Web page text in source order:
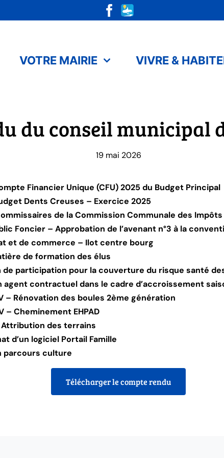
VOTRE MAIRIE VIVRE &
du conseil municipal
19 mai 2026
Financier Unique (CFU) 2025 du Budget Principal
Dents Creuses – Exercice 2025
de la Commission Communale des Impôts
Foncier – Approbation de l’avenant n°3 à la
et de commerce – Ilot centre bourg
de formation des élus
de participation pour la couverture du risque santé
agent contractuel dans le cadre d’accroissement
– Rénovation des boules 2ème génération
– Cheminement EHPAD
Attribution des terrains
d’un logiciel Portail Famille
parcours culture
Télécharger le compte rendu